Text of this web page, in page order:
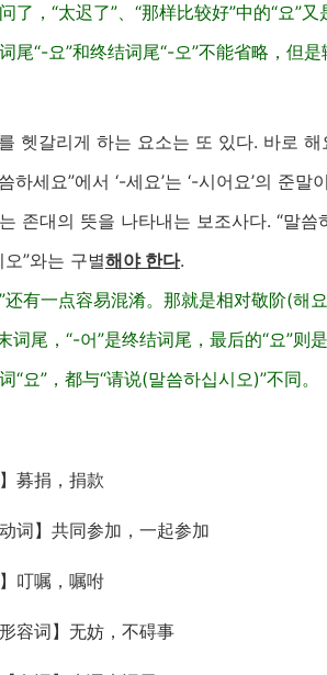
了，“太迟了”、“那样比较好”中的“요”
尾“-요”和终结词尾“-오”不能省略，但
’를 헷갈리게 하는 요소는 또 있다. 바로
하세요”에서 ‘-세요’는 ‘-시어요’의 준말
는 존대의 뜻을 나타내는 보조사다. “말
”와는 구별해야 한다.
还有一点容易混淆。那就是相对敬阶(해
词尾，“-어”是终结词尾，最后的“요”
“요”，都与“请说(말씀하십시오)”不同。
募捐，捐款
词】共同参加，一起参加
叮嘱，嘱咐
容词】无妨，不碍事